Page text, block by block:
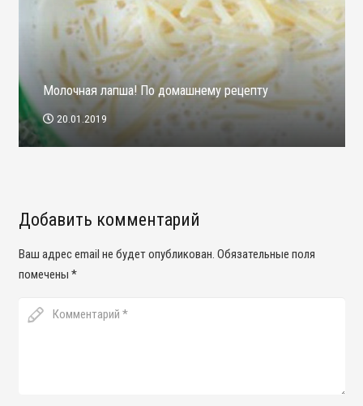
Молочная лапша! По домашнему рецепту
20.01.2019
Добавить комментарий
Ваш адрес email не будет опубликован. Обязательные поля
помечены *